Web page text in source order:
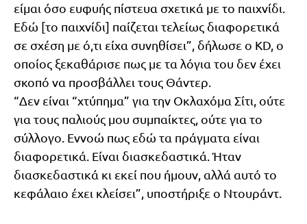
είμαι όσο ευφυής πίστευα σχετικά με το παιχνίδι.
Εδώ [το παιχνίδι] παίζεται τελείως διαφορετικά
σε σχέση με ό,τι είχα συνηθίσει”, δήλωσε ο KD, ο
οποίος ξεκαθάρισε πως με τα λόγια του δεν έχει
σκοπό να προσβάλλει τους Θάντερ.
“Δεν είναι “χτύπημα” για την Οκλαχόμα Σίτι, ούτε
για τους παλιούς μου συμπαίκτες, ούτε για το
σύλλογο. Εννοώ πως εδώ τα πράγματα είναι
διαφορετικά. Είναι διασκεδαστικά. Ήταν
διασκεδαστικά κι εκεί που ήμουν, αλλά αυτό το
κεφάλαιο έχει κλείσει”, υποστήριξε ο Ντουράντ.